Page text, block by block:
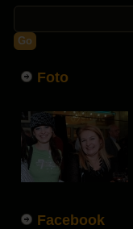
Go
Foto
Facebook